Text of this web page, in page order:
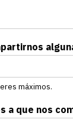
máximos.
a que nos